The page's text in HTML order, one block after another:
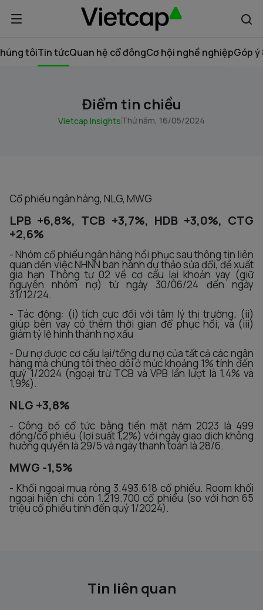
tôiTin tứcQuan hệ cổ đôngCơ hội nghề nghiệpGóp ý
Điểm tin chiều
Vietcap InsightsThứ năm, 16/05/2024
Cổ phiếu ngân hàng, NLG, MWG
LPB +6,8%, TCB +3,7%, HDB +3,0%, CTG
+2,6%
- Nhóm cổ phiếu ngân hàng hồi phục sau thông tin liên
quan đến việc NHNN ban hành dự thảo sửa đổi, đề xuất
gia hạn Thông tư 02 về cơ cấu lại khoản vay (giữ
nguyên nhóm nợ) từ ngày 30/06/24 đến ngày
31/12/24.
- Tác động: (i) tích cực đối với tâm lý thị trường; (ii)
giúp bên vay có thêm thời gian để phục hồi; và (iii)
giảm tỷ lệ hình thành nợ xấu
- Dư nợ được cơ cấu lại/tổng dư nợ của tất cả các ngân
hàng mà chúng tôi theo dõi ở mức khoảng 1% tính đến
quý 1/2024 (ngoại trừ TCB và VPB lần lượt là 1,4% và
1,9%).
NLG +3,8%
- Công bố cổ tức bằng tiền mặt năm 2023 là 499
đồng/cổ phiếu (lợi suất 1,2%) với ngày giao dịch không
hưởng quyền là 29/5 và ngày thanh toán là 28/6.
MWG -1,5%
- Khối ngoại mua ròng 3.493.618 cổ phiếu. Room khối
ngoại hiện chỉ còn 1.219.700 cổ phiếu (so với hơn 65
triệu cổ phiếu tính đến quý 1/2024).
Tin liên quan